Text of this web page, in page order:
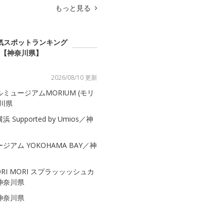
もっと見る
スポットランキング
【神奈川県】
2026/08/10 更新
ミュージアムMORIUM (モリ
県
浜 Supported by Umios／神
ジアム YOKOHAMA BAY／神
MORI スプラッッッシュカ
奈川県
奈川県